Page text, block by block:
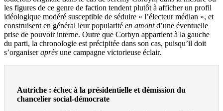
les figures de ce genre de faction tendent plutôt à afficher un profil
idéologique modéré susceptible de séduire « l’électeur médian », et
construisent en général leur popularité en amontd’une éventuelle
prise de pouvoir interne. Outre que Corbyn appartient à la gauche
du parti, la chronologie est précipitée dans son cas, puisqu’il doit
s’organiseraprès une campagne victorieuse éclair.
Autriche : échec à la présidentielle et démission du
chancelier social-démocrate